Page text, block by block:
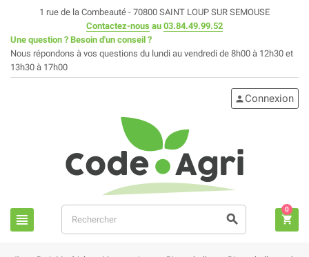
1 rue de la Combeauté - 70800 SAINT LOUP SUR SEMOUSE
Contactez-nous au 03.84.49.99.52
Une question ? Besoin d'un conseil ?
Nous répondons à vos questions du lundi au vendredi de 8h00 à 12h30 et
13h30 à 17h00
view_headline search
person Connexion
shopping_cart
0